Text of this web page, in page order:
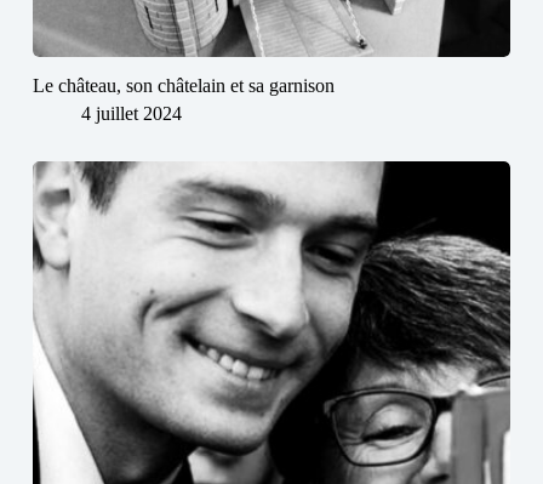
Le château, son châtelain et sa garnison
4 juillet 2024